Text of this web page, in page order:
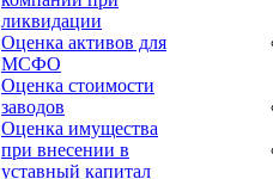
ликвидации
Оценка активов для
МСФО
Оценка стоимости
заводов
Оценка имущества
при внесении в
уставный капитал